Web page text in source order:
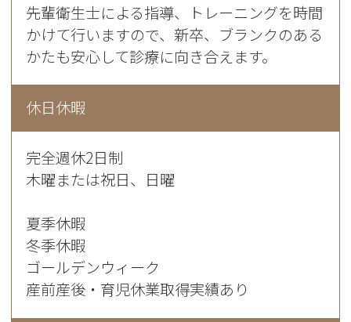
先輩衛生士による指導、トレーニングを時間
かけて行いますので、新卒、ブランクのある
かたも安心して診療に向き合えます。
休日休暇
完全週休2日制
木曜または祝日、日曜
夏季休暇
冬季休暇
ゴールデンウィーク
産前産後・育児休業取得実績あり